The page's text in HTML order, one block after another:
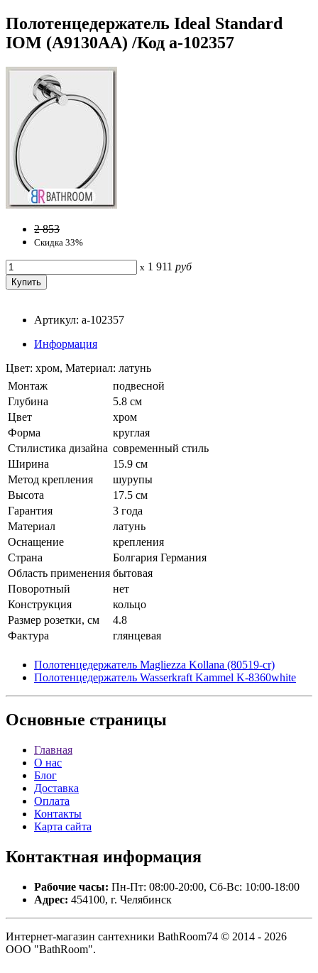
Полотенцедержатель Ideal Standard
IOM (A9130AA) /Код a-102357
2 853
Скидка 33%
x 1 911 руб
Артикул: a-102357
Информация
Цвет: хром, Материал: латунь
Монтаж
подвесной
Глубина
5.8 см
Цвет
хром
Форма
круглая
Стилистика дизайна современный стиль
Ширина
15.9 см
Метод крепления
шурупы
Высота
17.5 см
Гарантия
3 года
Материал
латунь
Оснащение
крепления
Страна
Болгария Германия
Область применения бытовая
Поворотный
нет
Конструкция
кольцо
Размер розетки, см
4.8
Фактура
глянцевая
Полотенцедержатель Magliezza Kollana (80519-cr)
Полотенцедержатель Wasserkraft Kammel K-8360white
Основные страницы
Главная
О нас
Блог
Доставка
Оплата
Контакты
Карта сайта
Контактная информация
Рабочие часы: Пн-Пт: 08:00-20:00, Сб-Вс: 10:00-18:00
Адрес: 454100, г. Челябинск
Интернет-магазин сантехники BathRoom74 © 2014 - 2026
ООО "BathRoom".